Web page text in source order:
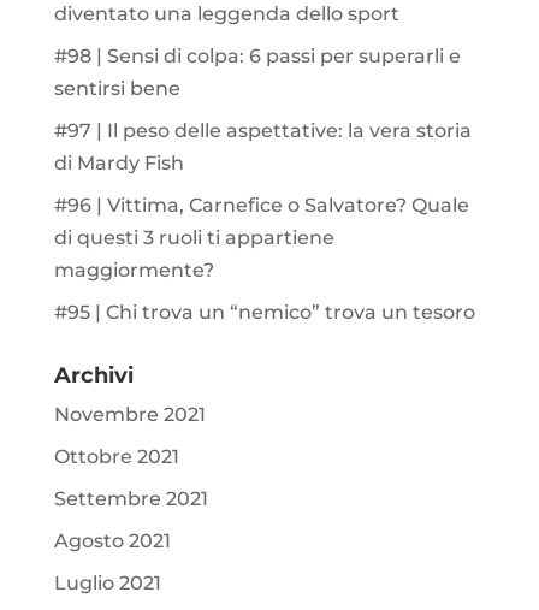
diventato una leggenda dello sport
#98 | Sensi di colpa: 6 passi per superarli e
sentirsi bene
#97 | Il peso delle aspettative: la vera storia
di Mardy Fish
#96 | Vittima, Carnefice o Salvatore? Quale
di questi 3 ruoli ti appartiene
maggiormente?
#95 | Chi trova un “nemico” trova un tesoro
Archivi
Novembre 2021
Ottobre 2021
Settembre 2021
Agosto 2021
Luglio 2021